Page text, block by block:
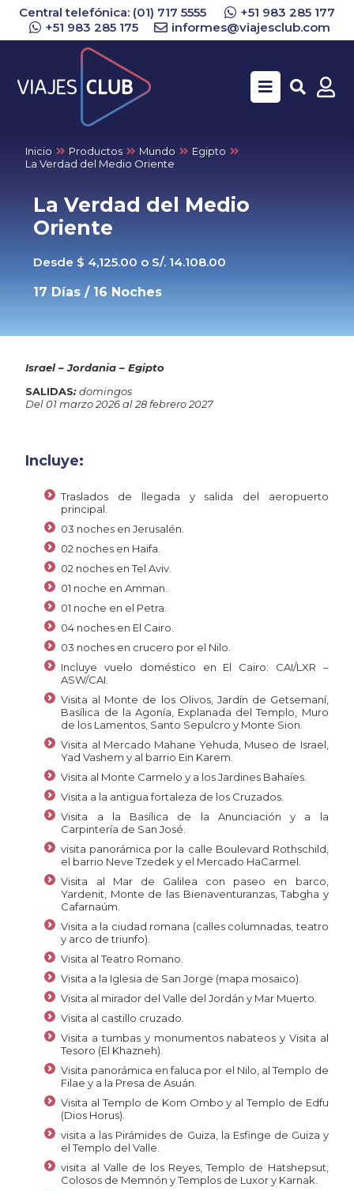
Central telefónica: (01) 717 5555
+51 983 285 177
+51 983 285 175
informes@viajesclub.com
Inicio Productos Mundo
Egipto
La Verdad del Medio Oriente
La Verdad del Medio
Oriente
Desde $ 4,125.00 o S/. 14.108.00
17 Días / 16 Noches
Israel – Jordania – Egipto
SALIDAS:domingos
Del 01 marzo 2026 al 28 febrero 2027
Incluye:
Traslados de llegada y salida del aeropuerto
principal.
03 noches en Jerusalén.
02 noches en Haifa.
02 noches en Tel Aviv.
01 noche en Amman.
01 noche en el Petra.
04 noches en El Cairo.
03 noches en crucero por el Nilo.
Incluye vuelo doméstico en El Cairo: CAI/LXR –
ASW/CAI.
Visita al Monte de los Olivos, Jardín de Getsemaní,
Basílica de la Agonía, Explanada del Templo, Muro
de los Lamentos, Santo Sepulcro y Monte Sion.
Visita al Mercado Mahane Yehuda, Museo de Israel,
Yad Vashem y al barrio Ein Karem.
Visita al Monte Carmelo y a los Jardines Bahaíes.
Visita a la antigua fortaleza de los Cruzados.
Visita a la Basílica de la Anunciación y a la
Carpintería de San José.
visita panorámica por la calle Boulevard Rothschild,
el barrio Neve Tzedek y el Mercado HaCarmel.
Visita al Mar de Galilea con paseo en barco,
Yardenit, Monte de las Bienaventuranzas, Tabgha y
Cafarnaúm.
Visita a la ciudad romana (calles columnadas, teatro
y arco de triunfo).
Visita al Teatro Romano.
Visita a la Iglesia de San Jorge (mapa mosaico).
Visita al mirador del Valle del Jordán y Mar Muerto.
Visita al castillo cruzado.
Visita a tumbas y monumentos nabateos y Visita al
Tesoro (El Khazneh).
Visita panorámica en faluca por el Nilo, al Templo de
Filae y a la Presa de Asuán.
Visita al Templo de Kom Ombo y al Templo de Edfu
(Dios Horus).
visita a las Pirámides de Guiza, la Esfinge de Guiza y
el Templo del Valle.
visita al Valle de los Reyes, Templo de Hatshepsut,
Colosos de Memnón y Templos de Luxor y Karnak.